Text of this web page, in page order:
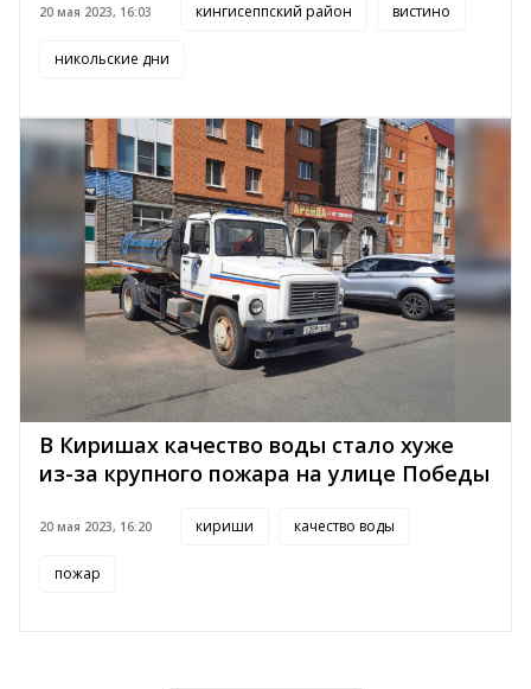
20 мая 2023, 16:03 кингисеппский район вистино
никольские дни
В Киришах качество воды стало хуже
из-за крупного пожара на улице Победы
20 мая 2023, 16:20 кириши качество воды
пожар